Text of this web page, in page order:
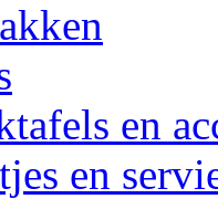
en
en